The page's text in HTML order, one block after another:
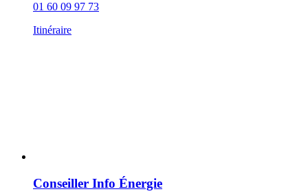
01 60 09 97 73
Itinéraire
Conseiller Info Énergie